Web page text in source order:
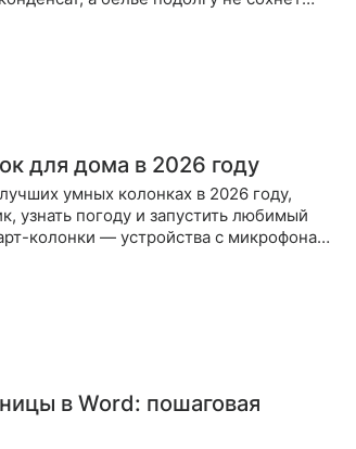
для дома в 2026 году
умных колонках в 2026 году,
узнать погоду и запустить любимый
колонки — устройства с микрофонами
в Word: пошаговая